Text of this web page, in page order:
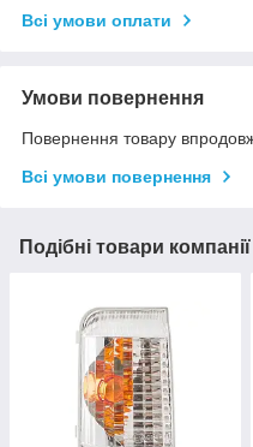
Всі умови оплати
Умови повернення
Повернення товару
Всі умови повернення
Подібні товари компанії